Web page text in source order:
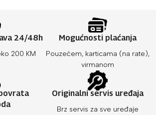
24/48h
200 KM
Mogućnosti plaćanja
Pouzećem, karticama (na rate),
virmanom
Originalni servis uređaja
Brz servis za sve uređaje